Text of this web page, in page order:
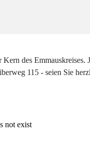
des Emmauskreises.
115 - seien Sie